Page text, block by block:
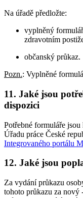
Na úřadě předložte:
vyplněný
zdravotním
občanský průkaz.
Pozn.: Vyplněné
11. Jaké jsou
dispozici
Potřebné formuláře
Úřadu práce České
Integrovaného portálu
12. Jaké jsou
Za vydání průkazu
tohoto průkazu za nový